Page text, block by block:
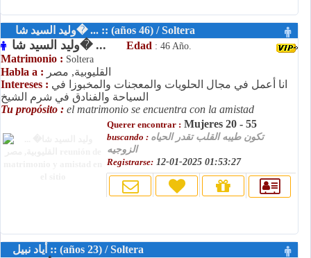
وليد السيد شا� ... :: (años 46) / Soltera
وليد السيد شا� ... Edad : 46 Año.
Matrimonio : Soltera
Habla a : القليوبية, مصر
Intereses : انا أعمل في مجال الحلويات والمعجنات والمخبوزا في
السياحة والفنادق في شرم الشيخ
Tu propósito : el matrimonio se encuentra con la amistad
Querer encontrar : Mujeres 20 - 55
buscando : تكون طيبه القلب تقدر الحياه
الزوجيه
Registrarse: 12-01-2025 01:53:27
أياد نبيل :: (años 23) / Soltera